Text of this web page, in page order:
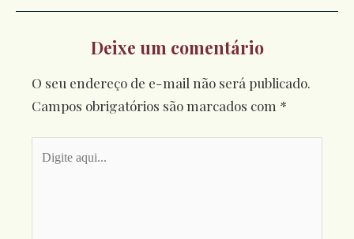
Deixe um comentário
O seu endereço de e-mail não será publicado.
Campos obrigatórios são marcados com *
Digite